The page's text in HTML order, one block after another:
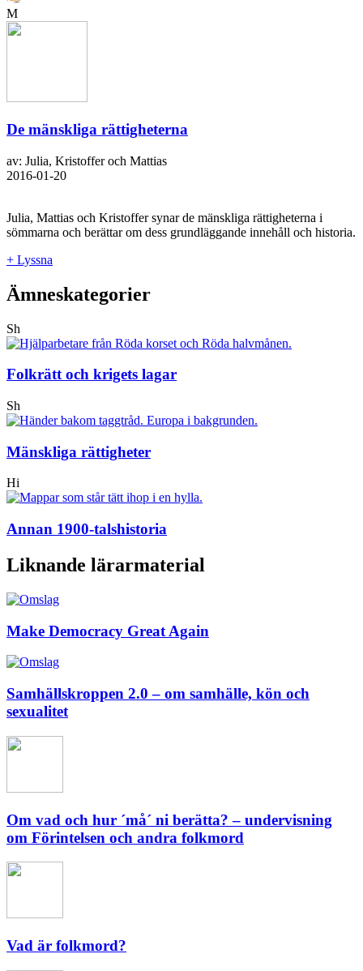
M
De mänskliga rättigheterna
av: Julia, Kristoffer och Mattias
2016-01-20
Julia, Mattias och Kristoffer synar de mänskliga rättigheterna i
sömmarna och berättar om dess grundläggande innehåll och historia.
+ Lyssna
Ämneskategorier
Sh
Folkrätt och krigets lagar
Sh
Mänskliga rättigheter
Hi
Annan 1900-talshistoria
Liknande lärarmaterial
Make Democracy Great Again
Samhällskroppen 2.0 – om samhälle, kön och
sexualitet
Om vad och hur ´må´ ni berätta? – undervisning
om Förintelsen och andra folkmord
Vad är folkmord?